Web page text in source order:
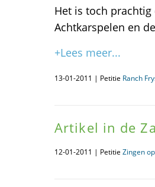
Het is toch
Achtkarspelen en
+Lees meer...
13-01-2011 | Petitie Ranch
Artikel in de
12-01-2011 | Petitie Zingen